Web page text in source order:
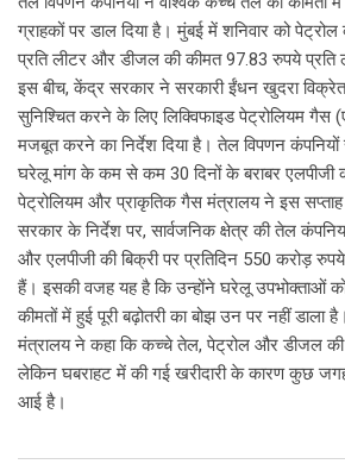
ग्राहकों पर डाल दिया है। मुंबई में शनिवार को
प्रति लीटर और डीजल की कीमत 97.83 रुपये प्रति
इस बीच, केंद्र सरकार ने सरकारी ईंधन खुदरा
सुनिश्चित करने के लिए लिक्विफाइड पेट्रोलियम गैस
मजबूत करने का निर्देश दिया है। तेल विपणन
घरेलू मांग के कम से कम 30 दिनों के बराबर एलपीजी
पेट्रोलियम और प्राकृतिक गैस मंत्रालय ने इस
सरकार के निर्देश पर, सार्वजनिक क्षेत्र की तेल
और एलपीजी की बिक्री पर प्रतिदिन 550 करोड़
हैं। इसकी वजह यह है कि उन्होंने घरेलू उपभोक्ताओं
कीमतों में हुई पूरी बढ़ोतरी का बोझ उन पर नहीं डाला है।
मंत्रालय ने कहा कि कच्चे तेल, पेट्रोल और डीजल की
लेकिन घबराहट में की गई खरीदारी के कारण कुछ
आई है।